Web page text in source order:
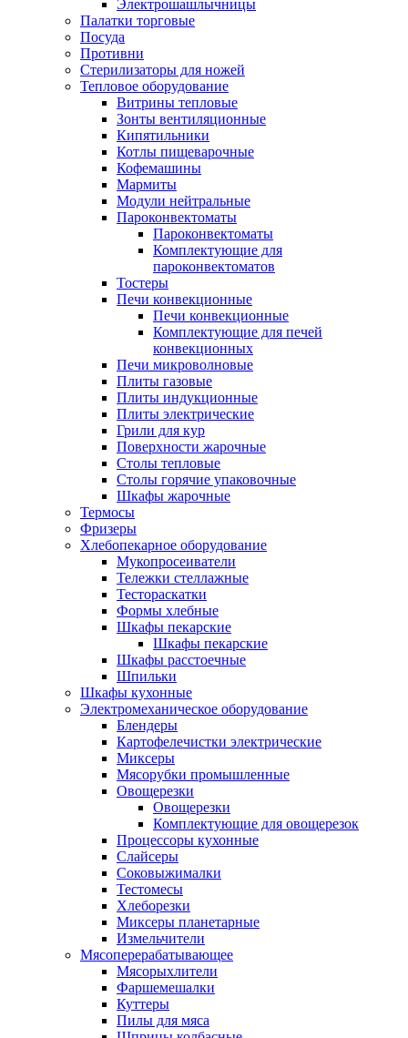
Электрошашлычницы
Палатки торговые
Посуда
Противни
Стерилизаторы для ножей
Тепловое оборудование
Витрины тепловые
Зонты вентиляционные
Кипятильники
Котлы пищеварочные
Кофемашины
Мармиты
Модули нейтральные
Пароконвектоматы
Пароконвектоматы
Комплектующие для
пароконвектоматов
Тостеры
Печи конвекционные
Печи конвекционные
Комплектующие для печей
конвекционных
Печи микроволновые
Плиты газовые
Плиты индукционные
Плиты электрические
Грили для кур
Поверхности жарочные
Столы тепловые
Столы горячие упаковочные
Шкафы жарочные
Термосы
Фризеры
Хлебопекарное оборудование
Мукопросеиватели
Тележки стеллажные
Тестораскатки
Формы хлебные
Шкафы пекарские
Шкафы пекарские
Шкафы расстоечные
Шпильки
Шкафы кухонные
Электромеханическое оборудование
Блендеры
Картофелечистки электрические
Миксеры
Мясорубки промышленные
Овощерезки
Овощерезки
Комплектующие для овощерезок
Процессоры кухонные
Слайсеры
Соковыжималки
Тестомесы
Хлеборезки
Миксеры планетарные
Измельчители
Мясоперерабатывающее
Мясорыхлители
Фаршемешалки
Куттеры
Пилы для мяса